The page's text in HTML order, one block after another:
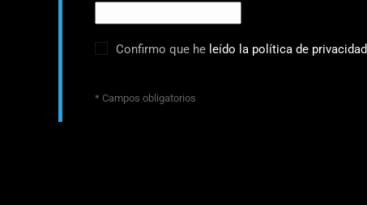
Confirmo que he leído la política de privacidad
* Campos obligatorios